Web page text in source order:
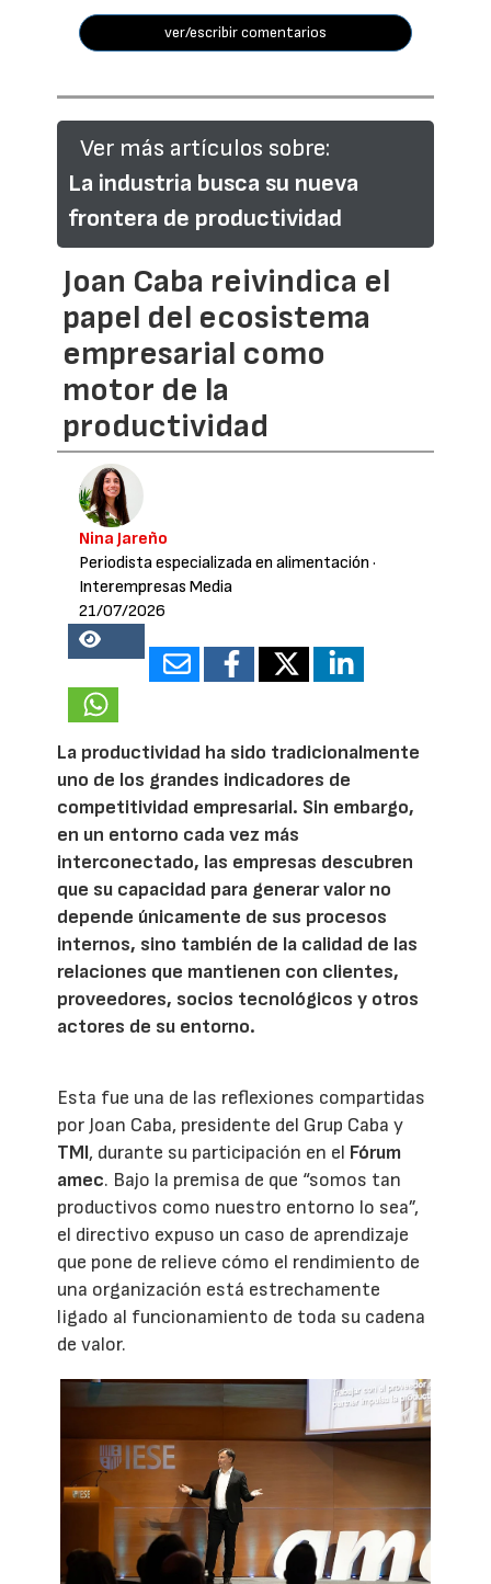
ver/escribir comentarios
Ver más artículos sobre:
La industria busca su nueva
frontera de productividad
Joan Caba reivindica el
papel del ecosistema
empresarial como
motor de la
productividad
Nina Jareño
Periodista especializada en alimentación ·
Interempresas Media
21/07/2026
17781
La productividad ha sido tradicionalmente
uno de los grandes indicadores de
competitividad empresarial. Sin embargo,
en un entorno cada vez más
interconectado, las empresas descubren
que su capacidad para generar valor no
depende únicamente de sus procesos
internos, sino también de la calidad de las
relaciones que mantienen con clientes,
proveedores, socios tecnológicos y otros
actores de su entorno.
Esta fue una de las reflexiones compartidas
por Joan Caba, presidente del Grup Caba y
TMI, durante su participación en el Fórum
amec. Bajo la premisa de que “somos tan
productivos como nuestro entorno lo sea”,
el directivo expuso un caso de aprendizaje
que pone de relieve cómo el rendimiento de
una organización está estrechamente
ligado al funcionamiento de toda su cadena
de valor.